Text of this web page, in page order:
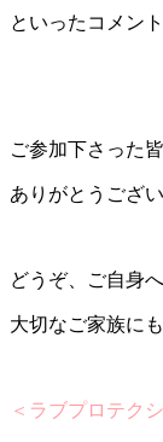
といったコメン
ご参加下さった
ありがとうござ
どうぞ、ご自身
大切なご家族にも
＜ラブプロテク